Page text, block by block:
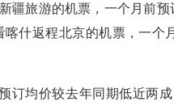
疆旅游的机票，一个月前
什返程北京的机票，一
订均价较去年同期低近两